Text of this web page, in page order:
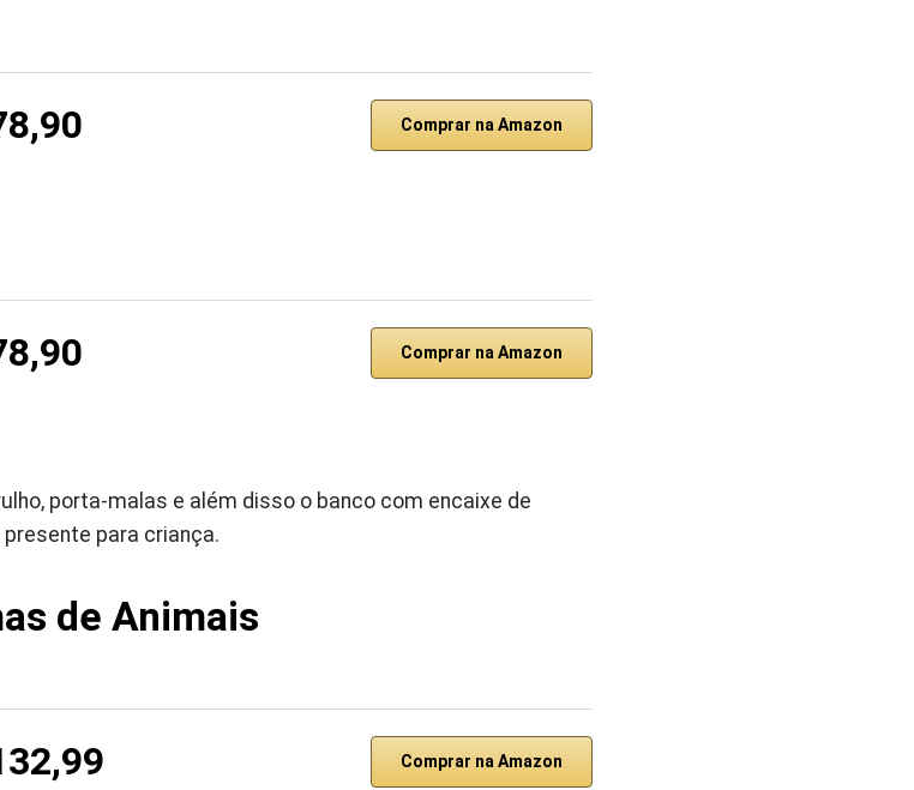
Comprar na Amazon
Comprar na Amazon
porta-malas e além disso o banco com encaixe de
para criança.
de Animais
Comprar na Amazon